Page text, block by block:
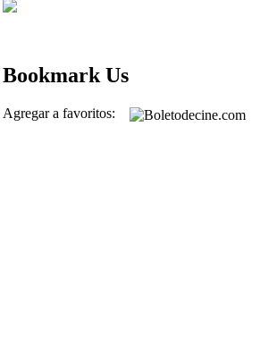
Bookmark Us
Agregar a favoritos: